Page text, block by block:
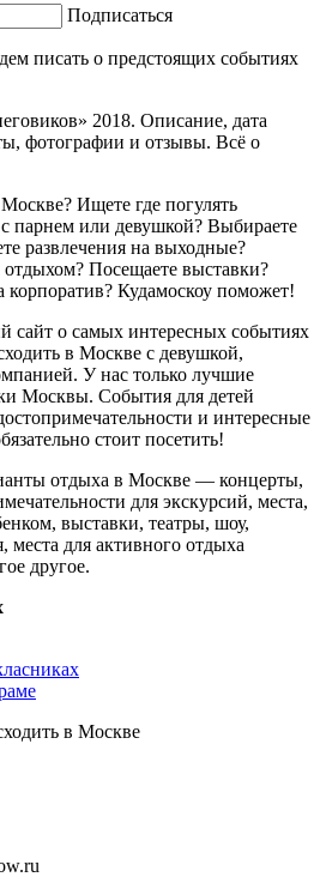
Подписаться
писать о предстоящих событиях
2018. Описание, дата
фотографии и отзывы. Всё о
Ищете где погулять
с парнем или девушкой? Выбираете
развлечения на выходные?
Посещаете выставки?
корпоратив? Кудамоскоу поможет!
сайт о самых интересных событиях
в Москве с девушкой,
У нас только лучшие
Москвы. События для детей
и интересные
стоит посетить!
отдыха в Москве — концерты,
для экскурсий, места,
выставки, театры, шоу,
места для активного отдыха
другое.
в Москве